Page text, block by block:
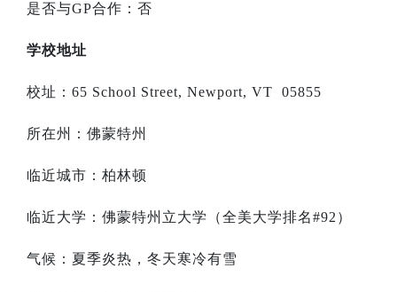
是否与GP合作：否
学校地址
校址： 65 School Street, Newport, VT 05855
所在州：佛蒙特州
临近城市：柏林顿
临近大学：佛蒙特州立大学（全美大学排名#92 ）
气候：夏季炎热，冬天寒冷有雪